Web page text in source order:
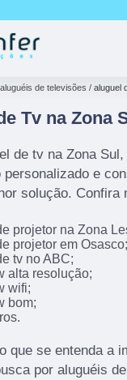
aluguéis de televisões aluguel
Tv na Zona
de tv na Zona
personalizado e
solução.
projetor na Zona
projetor em Osasco;
tv no ABC;
alta resolução;
wifi;
bom;
que se entenda a
por aluguéis